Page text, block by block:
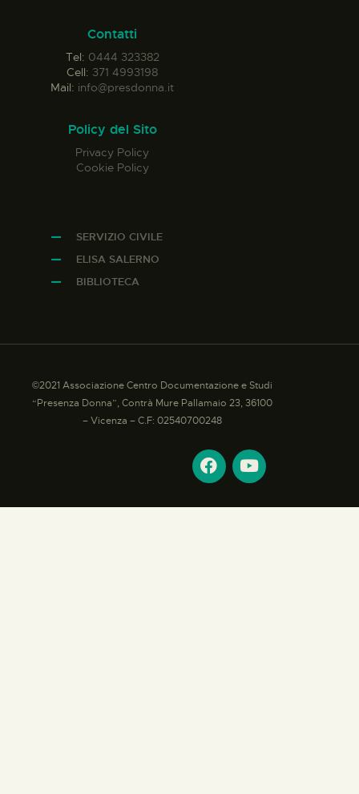
Contatti
Tel: 0444 323382
Cell: 371 4993198
Mail: info@presdonna.it
Policy del Sito
Privacy Policy
Cookie Policy
SERVIZIO CIVILE
ELISA SALERNO
BIBLIOTECA
©2021 Associazione Centro Documentazione e Studi
“Presenza Donna”, Contrà Mure Pallamaio 23, 36100
– Vicenza – C.F: 02540700248